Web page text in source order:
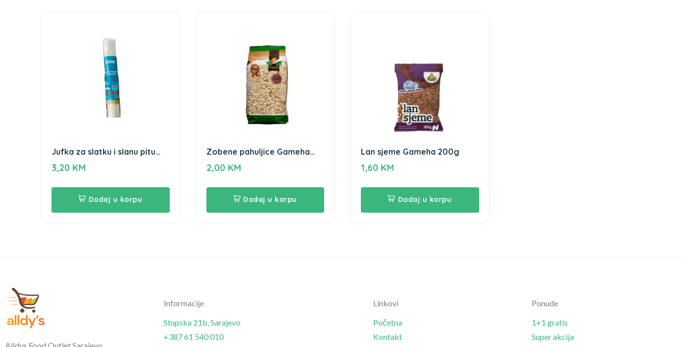
Jufka za slatku i slanu pitu
Drina 500gr
3,20 KM
Dodaj u korpu
Zobene pahuljice Gameha
500gr
2,00 KM
Dodaj u korpu
Lan sjeme Gameha 200g
1,60 KM
Dodaj u korpu
Informacije
Stupska 21b, Sarajevo
+387 61 540 010
Linkovi
Početna
Kontakt
Ponude
1+1 gratis
Super akcija